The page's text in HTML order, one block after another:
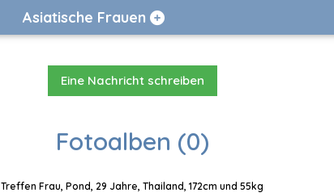
Asiatische Frauen
Eine Nachricht schreiben
Fotoalben (0)
Treffen Frau, Pond, 29 Jahre, Thailand, 172cm und 55kg